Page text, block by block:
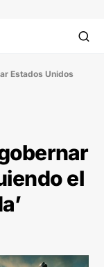
Estados Unidos
el